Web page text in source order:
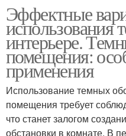
Эффектные
использования
интерьере.
помещения:
применения
Использование темных
помещения требует
что станет залогом
обстановки в комнате. В